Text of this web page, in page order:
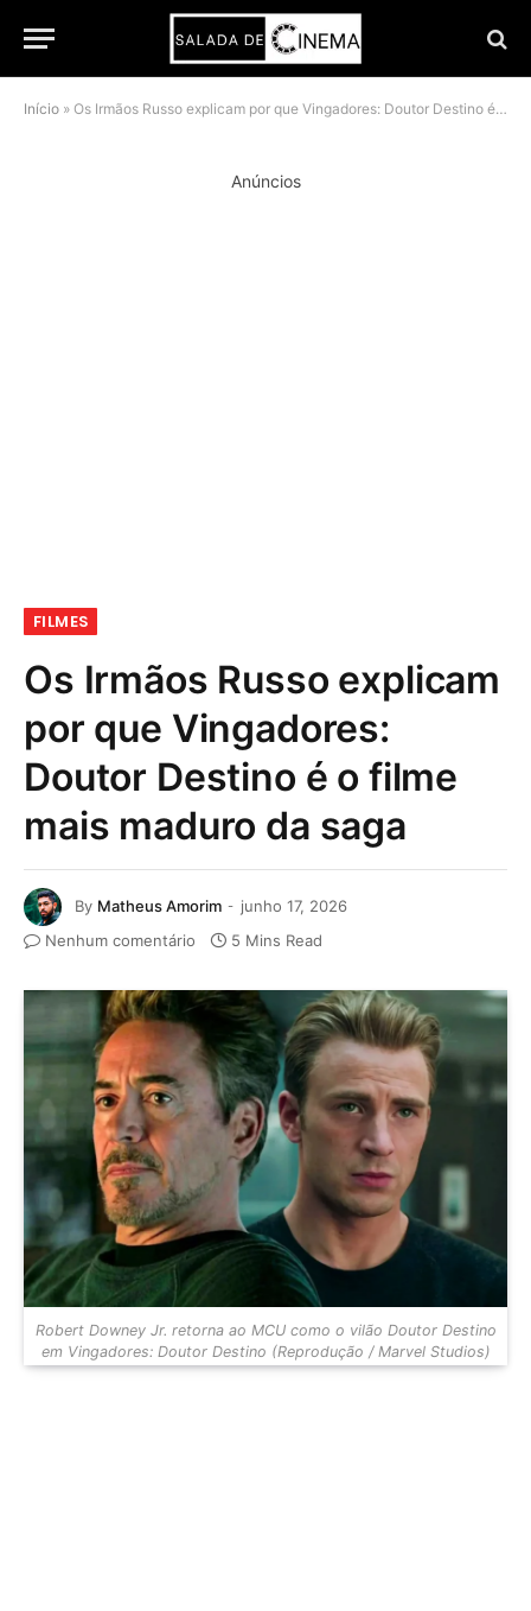
Início » Os Irmãos Russo explicam por que Vingadores: Doutor Destino é o filme mais maduro da saga
Anúncios
FILMES
Os Irmãos Russo explicam
por que Vingadores:
Doutor Destino é o filme
mais maduro da saga
By Matheus Amorim
junho 17, 2026
Nenhum comentário
5 Mins Read
Robert Downey Jr. retorna ao MCU como o vilão Doutor Destino
em Vingadores: Doutor Destino (Reprodução / Marvel Studios)